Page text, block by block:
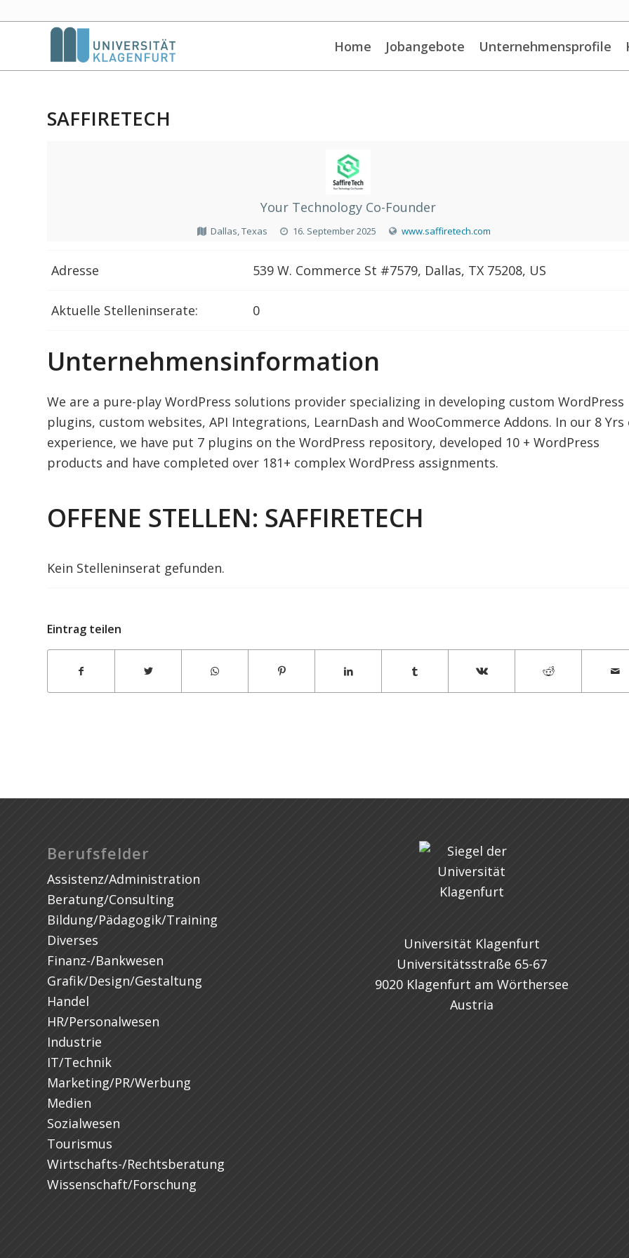
Home Jobangebote Unternehmensprofile
SAFFIRETECH
Your Technology Co-Founder
Dallas, Texas 16. September 2025 www.saffiretech.com
Adresse 539 W. Commerce St #7579, Dallas, TX 75208, US
Aktuelle Stelleninserate: 0
Unternehmensinformation
We are a pure-play WordPress solutions provider specializing in developing custom WordPress
plugins, custom websites, API Integrations, LearnDash and WooCommerce Addons. In our 8 Yrs
experience, we have put 7 plugins on the WordPress repository, developed 10 + WordPress
products and have completed over 181+ complex WordPress assignments.
OFFENE STELLEN: SAFFIRETECH
Kein Stelleninserat gefunden.
Eintrag teilen
Berufsfelder
Assistenz/Administration
Beratung/Consulting
Bildung/Pädagogik/Training
Diverses
Finanz-/Bankwesen
Grafik/Design/Gestaltung
Handel
HR/Personalwesen
Industrie
IT/Technik
Marketing/PR/Werbung
Medien
Sozialwesen
Tourismus
Wirtschafts-/Rechtsberatung
Wissenschaft/Forschung
Universität Klagenfurt
Universitätsstraße 65-67
9020 Klagenfurt am Wörthersee
Austria